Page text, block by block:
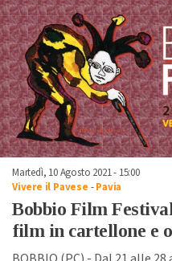
Martedì, 10 Agosto 2021 - 15:00
Vivere il Pavese -Pavia
Bobbio Film
film in cartellone e